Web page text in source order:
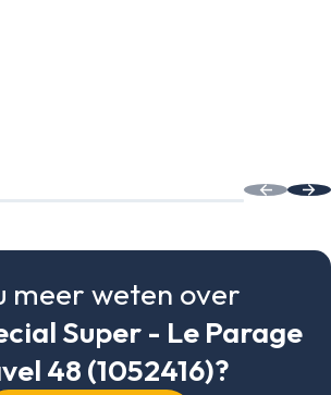
meer weten over
Super - Le Parage
48 (1052416)?